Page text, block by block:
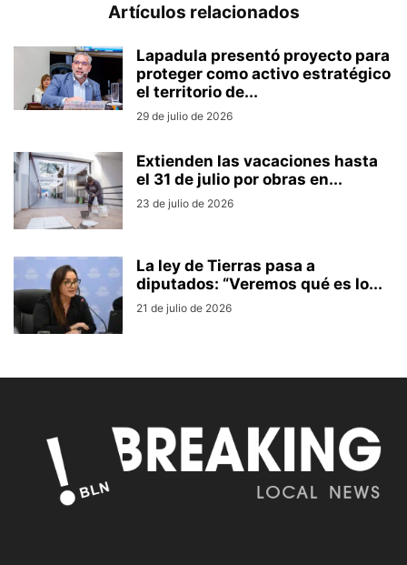
Artículos relacionados
Lapadula presentó proyecto para
proteger como activo estratégico
el territorio de...
29 de julio de 2026
Extienden las vacaciones hasta
el 31 de julio por obras en...
23 de julio de 2026
La ley de Tierras pasa a
diputados: “Veremos qué es lo...
21 de julio de 2026